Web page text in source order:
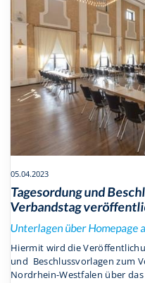
05.04.2023
Tagesordung und
Verbandstag
Unterlagen über Homepage
Hiermit wird die
und Beschlussvorlagen zum
Nordrhein-Westfalen über das